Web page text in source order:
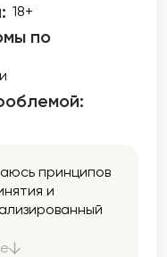
18+
по
принципов
и